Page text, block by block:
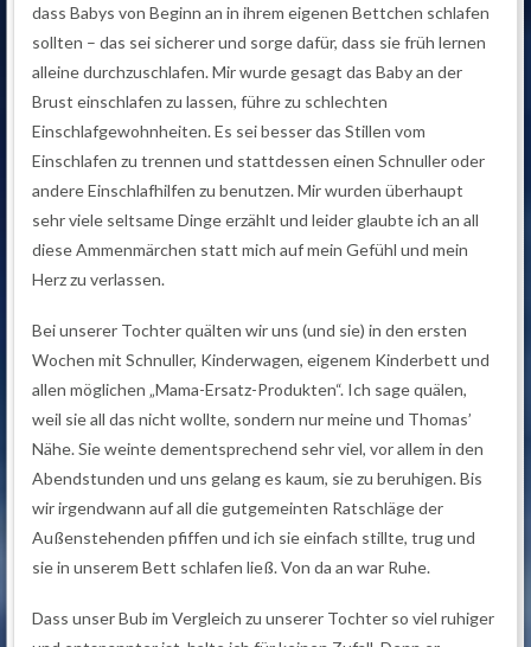
dass Babys von Beginn an in ihrem eigenen Bettchen schlafen
sollten – das sei sicherer und sorge dafür, dass sie früh lernen
alleine durchzuschlafen. Mir wurde gesagt das Baby an der
Brust einschlafen zu lassen, führe zu schlechten
Einschlafgewohnheiten. Es sei besser das Stillen vom
Einschlafen zu trennen und stattdessen einen Schnuller oder
andere Einschlafhilfen zu benutzen. Mir wurden überhaupt
sehr viele seltsame Dinge erzählt und leider glaubte ich an all
diese Ammenmärchen statt mich auf mein Gefühl und mein
Herz zu verlassen.
Bei unserer Tochter quälten wir uns (und sie) in den ersten
Wochen mit Schnuller, Kinderwagen, eigenem Kinderbett und
allen möglichen „Mama-Ersatz-Produkten“. Ich sage quälen,
weil sie all das nicht wollte, sondern nur meine und Thomas’
Nähe. Sie weinte dementsprechend sehr viel, vor allem in den
Abendstunden und uns gelang es kaum, sie zu beruhigen. Bis
wir irgendwann auf all die gutgemeinten Ratschläge der
Außenstehenden pfiffen und ich sie einfach stillte, trug und
sie in unserem Bett schlafen ließ. Von da an war Ruhe.
Dass unser Bub im Vergleich zu unserer Tochter so viel ruhiger